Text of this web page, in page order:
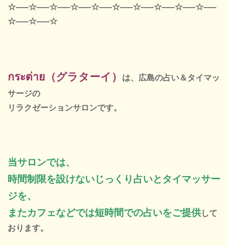
☆—–☆–—☆–—☆—–☆–—☆–—☆–—☆–—☆–—☆–—
☆–—☆–—☆
กระต่าย（グラターイ） は、広島の占い＆タイマッ
サージの
リラクゼーションサロンです。
当サロンでは、
時間制限を設けないじっくり占いとタイマッサー
ジを、
またカフェなどでは短時間での占いをご提供して
おります。